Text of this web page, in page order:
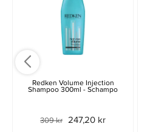
Redken Volume Injection
Shampoo 300ml - Schampo
309 kr 247,20 kr